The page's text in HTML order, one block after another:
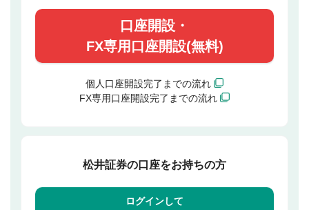
口座開設・
FX専用口座開設(無料)
個人口座開設完了までの流れ
FX専用口座開設完了までの流れ
松井証券の口座をお持ちの方
ログインして